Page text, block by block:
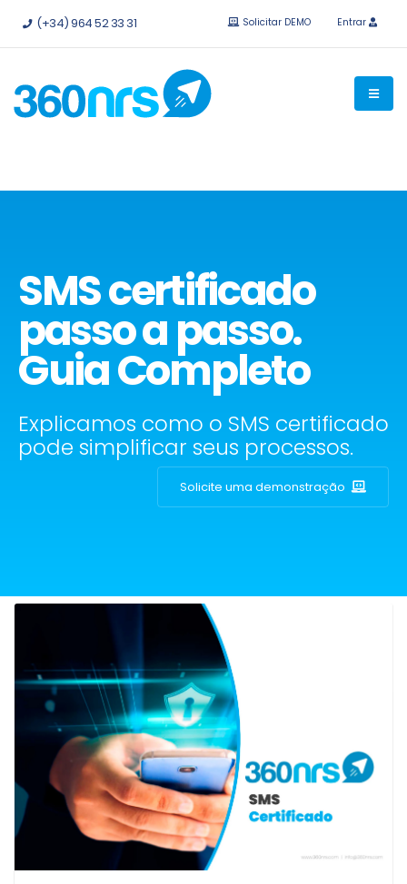
Experimentegrátis sem compromisso.APIs e integrações
(+34) 964 52 33 31 Solicitar DEMO Entrar
SMS certificado
passo a passo.
Guia Completo
Explicamos como o SMS certificado
pode simplificar seus processos.
Solicite uma demonstração